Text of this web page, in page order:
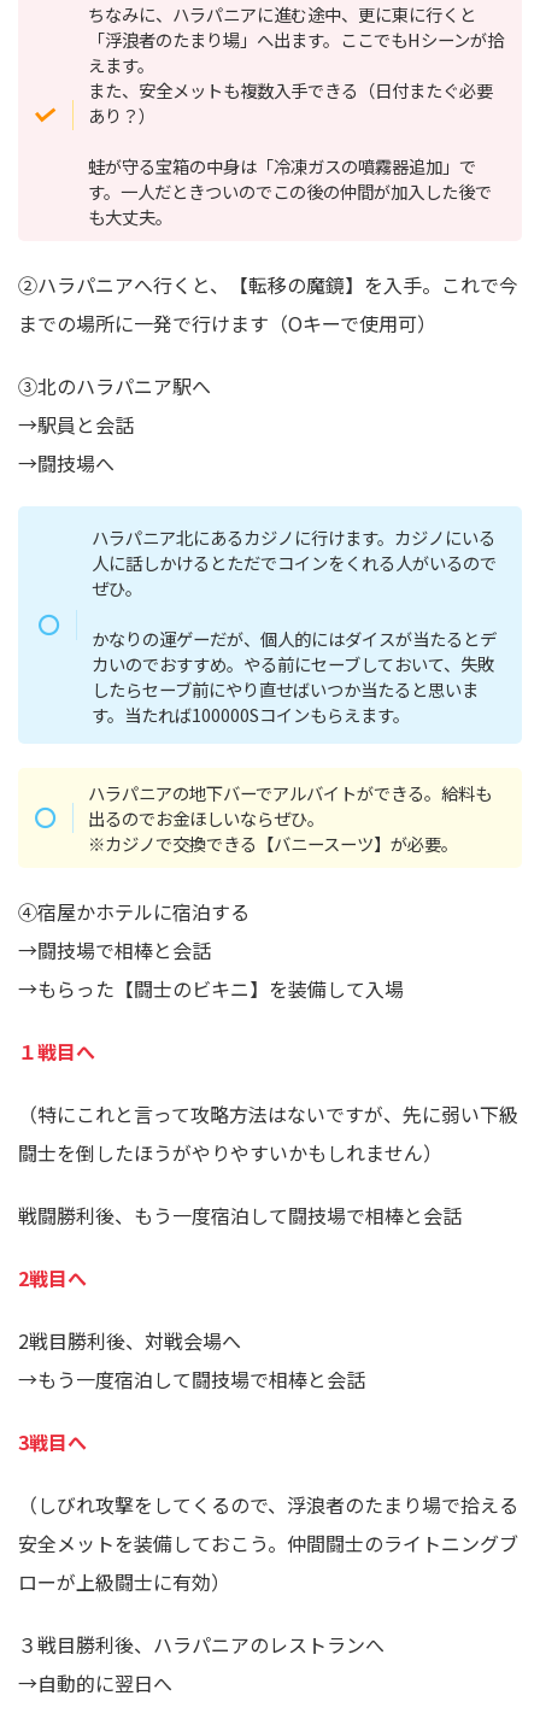
ちなみに、ハラパニアに進む途中、更に東に行くと
「浮浪者のたまり場」へ出ます。ここでもHシーンが拾
えます。
また、安全メットも複数入手できる（日付またぐ必要
あり？）
蛙が守る宝箱の中身は「冷凍ガスの噴霧器追加」で
す。一人だときついのでこの後の仲間が加入した後で
も大丈夫。
②ハラパニアへ行くと、【転移の魔鏡】を入手。これで今
までの場所に一発で行けます（Oキーで使用可）
③北のハラパニア駅へ
→駅員と会話
→闘技場へ
ハラパニア北にあるカジノに行けます。カジノにいる
人に話しかけるとただでコインをくれる人がいるので
ぜひ。
かなりの運ゲーだが、個人的にはダイスが当たるとデ
カいのでおすすめ。やる前にセーブしておいて、失敗
したらセーブ前にやり直せばいつか当たると思いま
す。当たれば100000Sコインもらえます。
ハラパニアの地下バーでアルバイトができる。給料も
出るのでお金ほしいならぜひ。
※カジノで交換できる【バニースーツ】が必要。
④宿屋かホテルに宿泊する
→闘技場で相棒と会話
→もらった【闘士のビキニ】を装備して入場
１戦目へ
（特にこれと言って攻略方法はないですが、先に弱い下級
闘士を倒したほうがやりやすいかもしれません）
戦闘勝利後、もう一度宿泊して闘技場で相棒と会話
2戦目へ
2戦目勝利後、対戦会場へ
→もう一度宿泊して闘技場で相棒と会話
3戦目へ
（しびれ攻撃をしてくるので、浮浪者のたまり場で拾える
安全メットを装備しておこう。仲間闘士のライトニングブ
ローが上級闘士に有効）
３戦目勝利後、ハラパニアのレストランへ
→自動的に翌日へ